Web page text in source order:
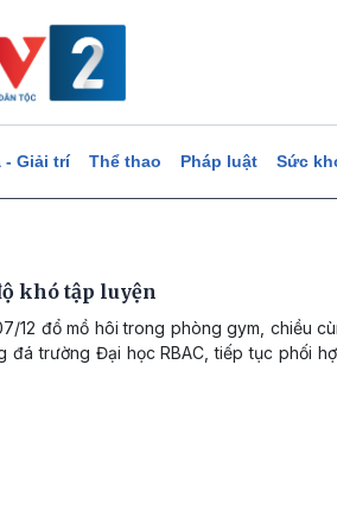
- Giải trí Thể thao Pháp luật Sức
khó tập luyện
12 đổ mồ hôi trong phòng gym, chiều
đá trường Đại học RBAC, tiếp tục phối